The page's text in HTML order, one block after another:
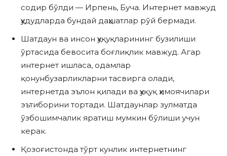
содир бўлди — Ирпень, Буча. Интернет мавжуд
ҳудудларда бундай даҳшатлар рўй бермади.
Шатдаун ва инсон ҳуқуқларининг бузилиши
ўртасида бевосита боғлиқлик мавжуд. Агар
интернет ишласа, одамлар
қонунбузарликларни тасвирга олади,
интернетда эълон қилади ва ҳуқуқ ҳимоячилари
эътиборини тортади. Шатдаунлар зулматда
ўзбошимчалик яратиш мумкин бўлиши учун
керак.
Қозоғистонда тўрт кунлик интернетнинг